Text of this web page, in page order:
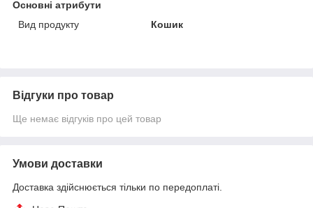
Основні атрибути
Вид продукту
Кошик
Відгуки про товар
Ще немає відгуків про цей товар
Умови доставки
Доставка здійснюється тільки по передоплаті.